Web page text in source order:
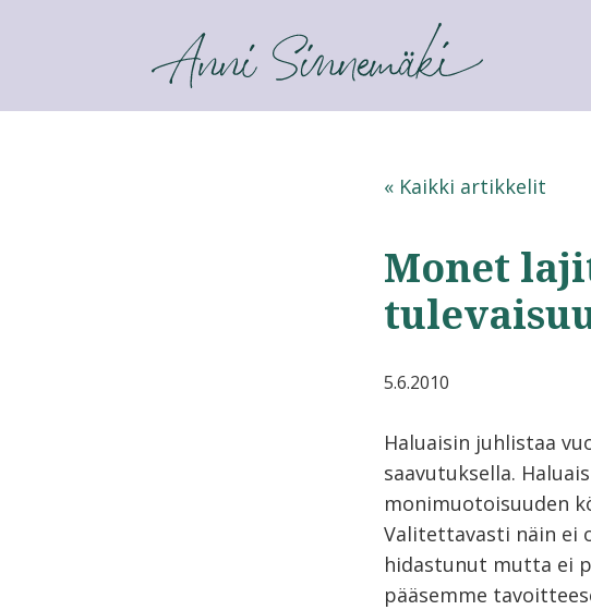
ANNI SINNEMÄKI
« Kaikki artikkelit
Monet
5.6.2010
Haluaisin juhlistaa
saavutuksella.
monimuotoisuuden
Valitettavasti näin ei
hidastunut mutta ei
pääsemme